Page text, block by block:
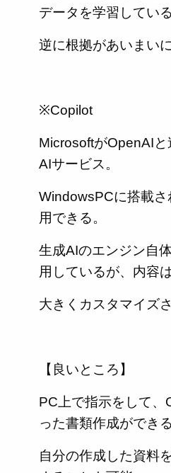
データを学習している
逆に根拠があいまい
※Copilot
MicrosoftがOpenAI
AIサービス。
WindowsPCに搭載
用できる。
生成AIのエンジン自
用しているが、内容
大きくカスタマイズ
【良いところ】
PC上で指示をして、
った書類作成ができる
自分の作成した資料